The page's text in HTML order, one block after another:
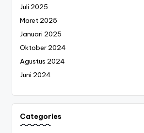
Juli 2025
Maret 2025
Januari 2025
Oktober 2024
Agustus 2024
Juni 2024
Categories